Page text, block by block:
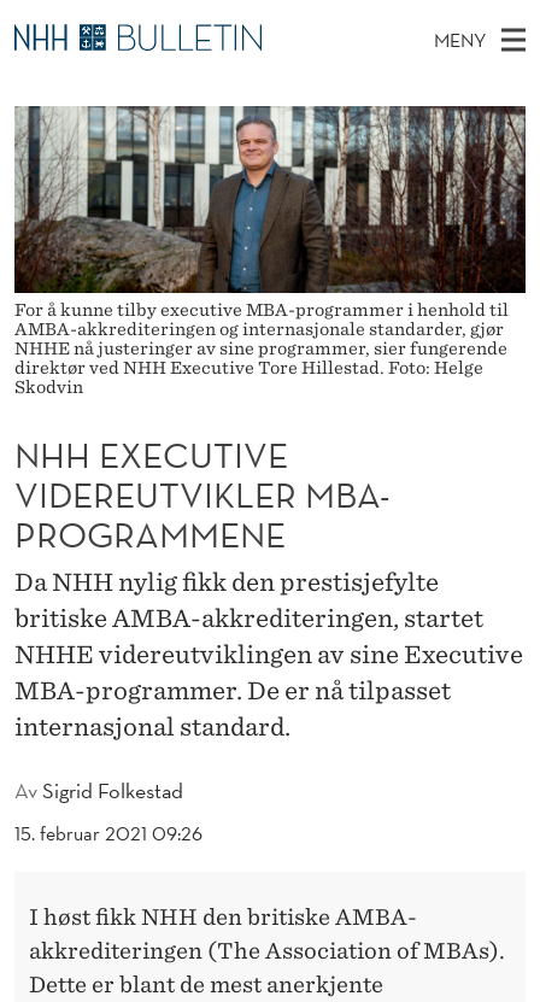
N
H
H
E
X
E
C
U
T
V
V
D
E
R
E
U
MENY
O
V
E
D
M
E
N
Y
Ø
K
I
N
E
T
T
S
T
E
D
E
T
Stipendiater og nye forskerprofiler
Disputaser
Ekspertutvalg
Om Bulletin
For å kunne tilby executive MBA-programmer i henhold til
AMBA-akkrediteringen og internasjonale standarder, gjør
NHHE nå justeringer av sine programmer, sier fungerende
direktør ved NHH Executive Tore Hillestad. Foto: Helge
Skodvin
AvSigrid Folkestad
15. februar 2021 09:26
NHH EXECUTIVE
VIDEREUTVIKLER MBA-
PROGRAMMENE
Da NHH nylig fikk den prestisjefylte
britiske AMBA-akkrediteringen, startet
NHHE videreutviklingen av sine Executive
MBA-programmer. De er nå tilpasset
internasjonal standard.
I høst fikk NHH den britiske AMBA-
akkrediteringen (The Association of MBAs).
Dette er blant de mest anerkjente